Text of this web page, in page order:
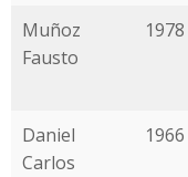
Muñoz
Fausto
1978
Daniel
Carlos
1966